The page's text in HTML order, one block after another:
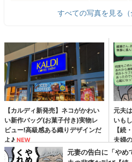
すべての写真を見る（